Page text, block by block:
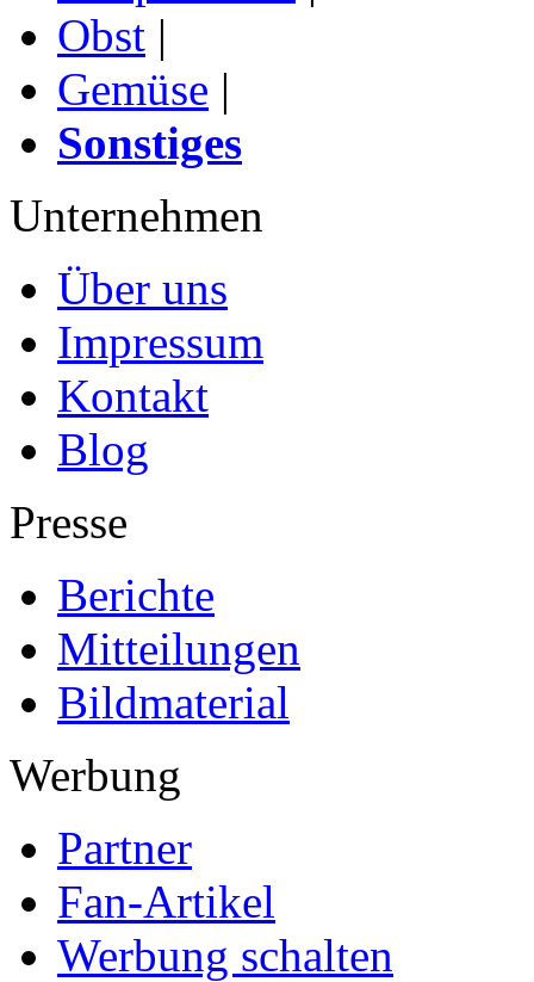
Obst |
Gemüse |
Sonstiges
Unternehmen
Über uns
Impressum
Kontakt
Blog
Presse
Berichte
Mitteilungen
Bildmaterial
Werbung
Partner
Fan-Artikel
Werbung schalten